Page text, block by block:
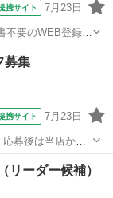
携サイト 7月23日
不要のWEB登録
円！多摩境周
集
携サイト 7月23日
募後は当店から
の持参をお願いし
リーダー候補）